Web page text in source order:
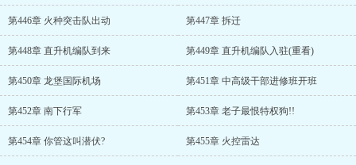
第446章 火种突击队出动 第447章 拆迁
第448章 直升机编队到来 第449章 直升机编队入驻(重看)
第450章 龙堡国际机场 第451章 中高级干部进修班开班
第452章 南下行军 第453章 老子最恨特权狗!!
第454章 你管这叫潜伏? 第455章 火控雷达